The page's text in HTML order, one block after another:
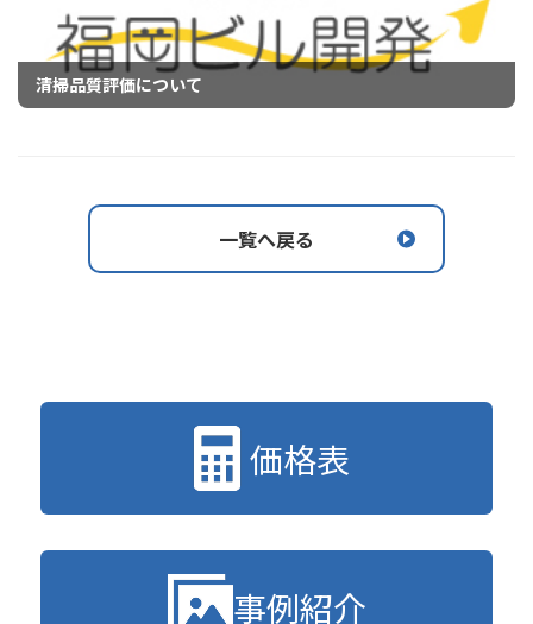
清掃品質評価について
一覧へ戻る
価格表
事例紹介